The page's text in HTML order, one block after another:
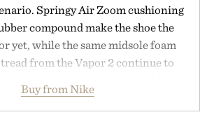
Springy Air Zoom cushioning
compound make the shoe the
yet, while the same midsole foam
from the Vapor 2 continue to
and quick scrambles at the net.
with a deeper flex notch for
Buy from Nike